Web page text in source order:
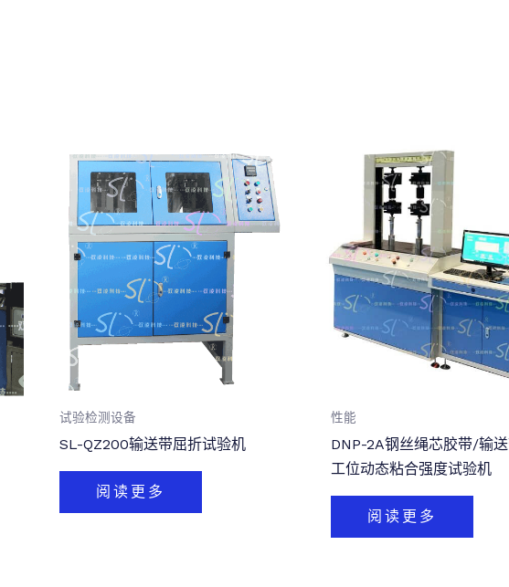
试验检测设备
SL-QZ200输送带屈折试验机
阅读更多
性能
DNP-2A钢丝绳芯胶带/输
工位动态粘合强度试验机
阅读更多